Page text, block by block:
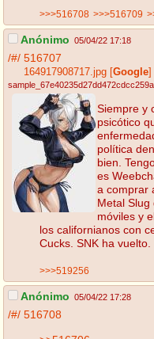
>>>516708 >>>516709
Anónimo 05/04/22 17:18
/#/ 516707
164917908717.jpg Google
Siempre y
psicótico
política
bien.
es
a comprar
Metal
móviles y
los californianos con
Cucks. SNK ha vuelto.
>>>519256
Anónimo 05/04/22 17:28
/#/ 516708